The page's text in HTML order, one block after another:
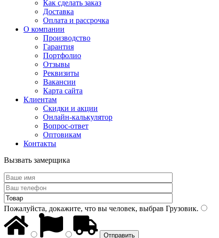
Как сделать заказ
Доставка
Оплата и рассрочка
О компании
Производство
Гарантия
Портфолио
Отзывы
Реквизиты
Вакансии
Карта сайта
Клиентам
Скидки и акции
Онлайн-калькулятор
Вопрос-ответ
Оптовикам
Контакты
Вызвать замерщика
Пожалуйста, докажите, что вы человек, выбрав Грузовик.